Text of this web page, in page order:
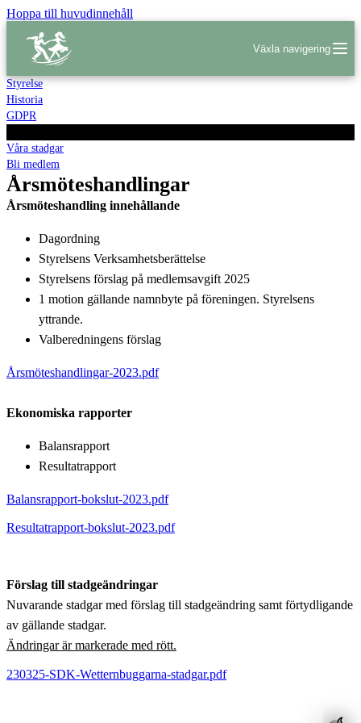
Hoppa till huvudinnehåll
Växla navigering
Styrelse
Historia
GDPR
Våra stadgar
Bli medlem
Årsmöteshandlingar
Årsmöteshandling innehållande
Dagordning
Styrelsens Verksamhetsberättelse
Styrelsens förslag på medlemsavgift 2025
1 motion gällande namnbyte på föreningen. Styrelsens
yttrande.
Valberedningens förslag
Årsmöteshandlingar-2023.pdf
Ekonomiska rapporter
Balansrapport
Resultatrapport
Balansrapport-bokslut-2023.pdf
Resultatrapport-bokslut-2023.pdf
Förslag till stadgeändringar
Nuvarande stadgar med förslag till stadgeändring samt förtydligande
av gällande stadgar.
Ändringar är markerade med rött.
230325-SDK-Wetternbuggarna-stadgar.pdf